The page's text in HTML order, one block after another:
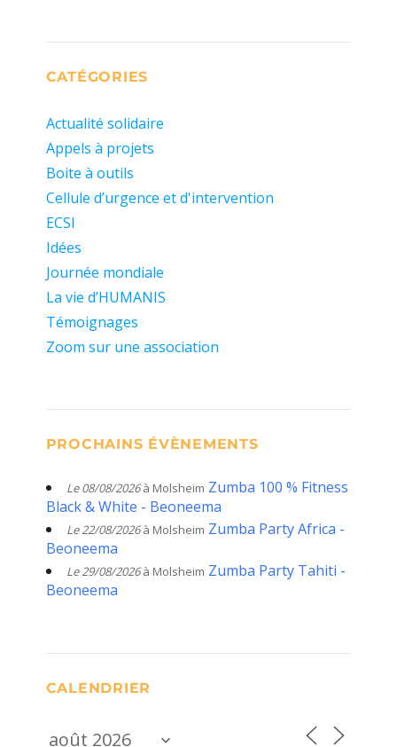
CATÉGORIES
Actualité solidaire
Appels à projets
Boite à outils
Cellule d’urgence et d'intervention
ECSI
Idées
Journée mondiale
La vie d’HUMANIS
Témoignages
Zoom sur une association
PROCHAINS ÉVÈNEMENTS
Le 08/08/2026à Molsheim Zumba 100 % Fitness
Black & White - Beoneema
Le 22/08/2026à Molsheim Zumba Party Africa -
Beoneema
Le 29/08/2026à Molsheim Zumba Party Tahiti -
Beoneema
CALENDRIER